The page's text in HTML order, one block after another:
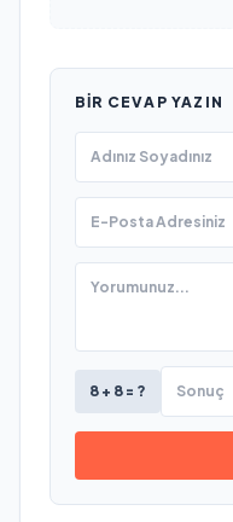
BIR CEVAP YAZIN
8 + 8 = ?